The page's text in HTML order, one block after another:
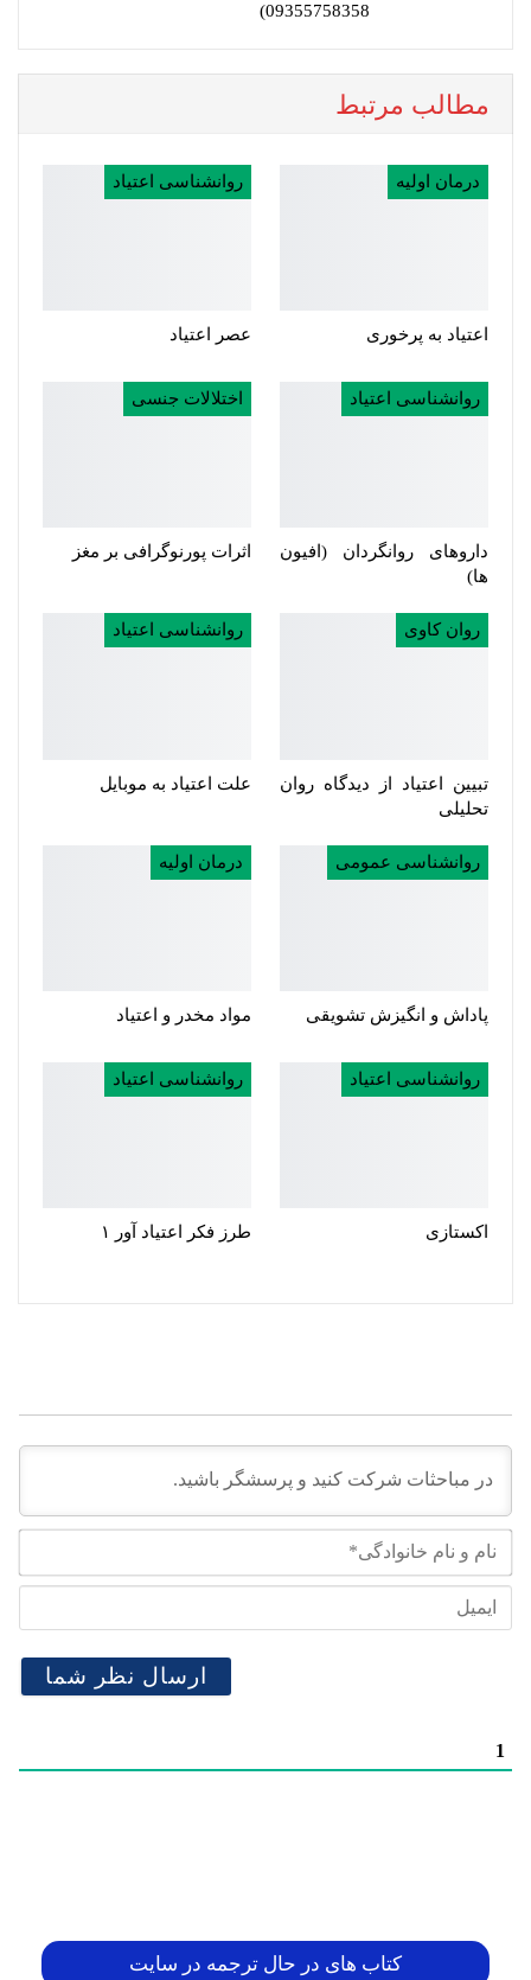
09355758358)
مطالب مرتبط
درمان اولیه
اعتیاد به پرخوری
روانشناسی اعتیاد
عصر اعتیاد
روانشناسی اعتیاد
داروهای روانگردان (افیون
ها)
اختلالات جنسی
اثرات پورنوگرافی بر مغز
روان کاوی
تبیین اعتیاد از دیدگاه روان
تحلیلی
روانشناسی اعتیاد
علت اعتیاد به موبایل
روانشناسی عمومی
پاداش و انگیزش تشویقی
درمان اولیه
مواد مخدر و اعتیاد
روانشناسی اعتیاد
اکستازی
روانشناسی اعتیاد
طرز فکر اعتیاد آور ۱
نام
1
کتاب های در حال ترجمه در سایت